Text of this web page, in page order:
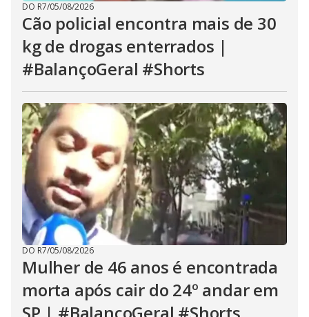
DO R7/05/08/2026
Cão policial encontra mais de 30
kg de drogas enterrados |
#BalançoGeral #Shorts
DO R7/05/08/2026
Mulher de 46 anos é encontrada
morta após cair do 24º andar em